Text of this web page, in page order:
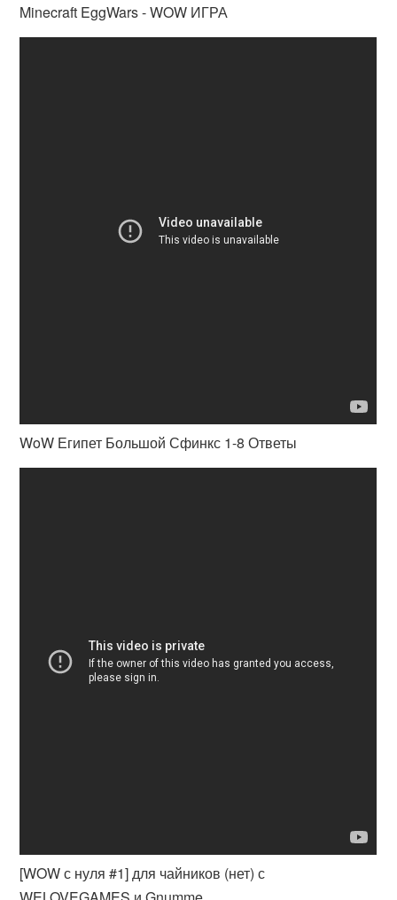
Minecraft EggWars - WOW ИГРА
WoW Египет Большой Сфинкс 1-8 Ответы
[WOW с нуля #1] для чайников (нет) с